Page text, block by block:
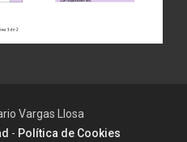
Vargas Llosa
- Política de Cookies